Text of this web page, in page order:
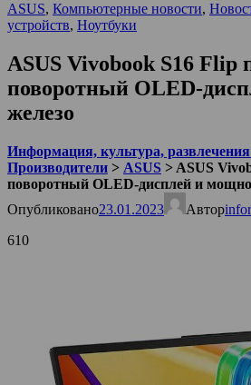
ASUS, Компьютерные новости,
устройств, Ноутбуки
ASUS Vivobook S16 Flip
поворотный OLED-
железо
Информация, культура,
Производители > ASUS > ASUS
поворотный OLED-дисплей и
Опубликовано23.01.2023 Автор
610